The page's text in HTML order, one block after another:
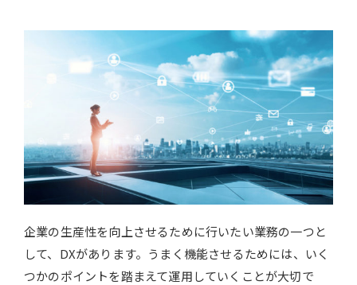
企業の生産性を向上させるために行いたい業務の一つと
して、DXがあります。うまく機能させるためには、いく
つかのポイントを踏まえて運用していくことが大切で